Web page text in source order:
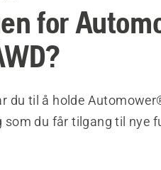
for
du til å holde
du får tilgang til nye